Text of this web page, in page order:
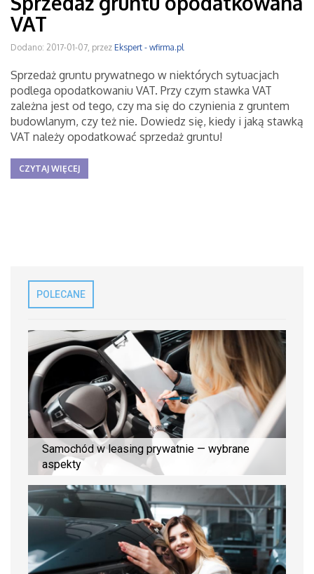
VAT
Dodano: 2017-01-07, przez Ekspert - wfirma.pl
Sprzedaż gruntu prywatnego w niektórych sytuacjach
podlega opodatkowaniu VAT. Przy czym stawka VAT
zależna jest od tego, czy ma się do czynienia z gruntem
budowlanym, czy też nie. Dowiedz się, kiedy i jaką stawką
VAT należy opodatkować sprzedaż gruntu!
CZYTAJ WIĘCEJ
POLECANE
Samochód w leasing prywatnie — wybrane
aspekty